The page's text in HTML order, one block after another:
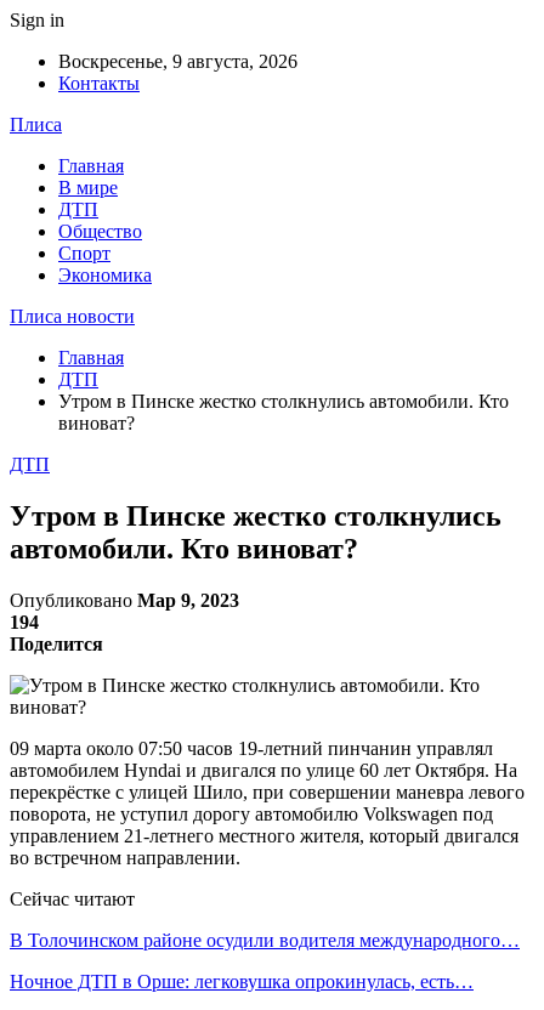
Sign in
Воскресенье, 9 августа, 2026
Контакты
Плиса
Главная
В мире
ДТП
Общество
Спорт
Экономика
Плиса новости
Главная
ДТП
Утром в Пинске жестко столкнулись автомобили. Кто
виноват?
ДТП
Утром в Пинске жестко столкнулись
автомобили. Кто виноват?
Опубликовано Мар 9, 2023
194
Поделится
09 марта около 07:50 часов 19-летний пинчанин управлял
автомобилем Hyndai и двигался по улице 60 лет Октября. На
перекрёстке с улицей Шило, при совершении маневра левого
поворота, не уступил дорогу автомобилю Volkswagen под
управлением 21-летнего местного жителя, который двигался
во встречном направлении.
Сейчас читают
В Толочинском районе осудили водителя международного…
Ночное ДТП в Орше: легковушка опрокинулась, есть…